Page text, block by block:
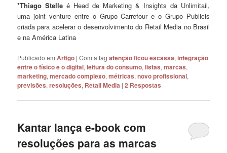
*Thiago Stelle é Head de Marketing & Insights da Unlimitail,
uma joint venture entre o Grupo Carrefour e o Grupo Publicis
criada para acelerar o desenvolvimento do Retail Media no Brasil
e na América Latina
Publicado em Artigo |Com a tagatenção ficou escassa,integração
entre o físico e o digital,leitura do consumo,listas,marcas,
marketing,mercado complexo,métricas,novo profissional,
previsões,resoluções, Retail Media |2 Respostas
Kantar lança e-book com
resoluções para as marcas